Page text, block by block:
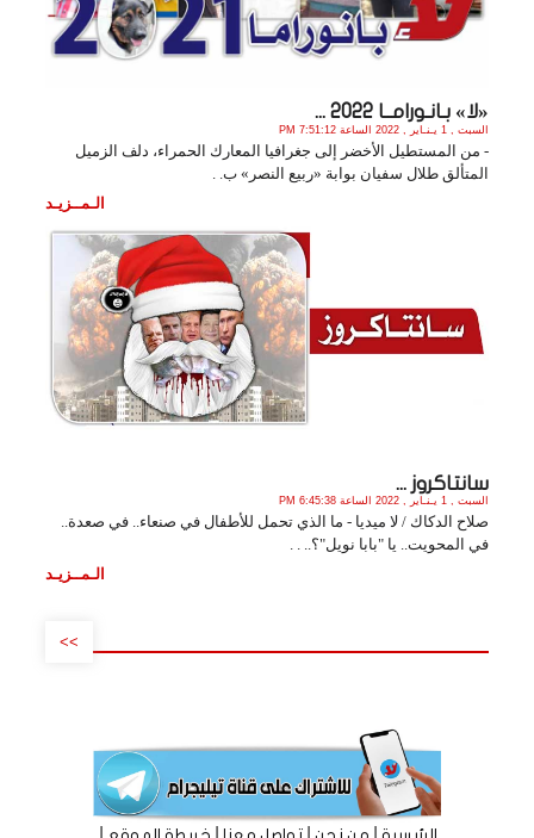
«لا» بـانـورامــا 2022 ...
السبت , 1 يـنـاير , 2022 الساعة 7:51:12 PM
- من المستطيل الأخضر إلى جغرافيا المعارك الحمراء، دلف الزميل
المتألق طلال سفيان بوابة «ربيع النصر» ب. .
الـمــزيـد
سانتاكروز ...
السبت , 1 يـنـاير , 2022 الساعة 6:45:38 PM
صلاح الدكاك / لا ميديا - ما الذي تحمل للأطفال في صنعاء.. في صعدة..
في المحويت.. يا "بابا نويل"؟.. . .
الـمــزيـد
>>
|
|
|